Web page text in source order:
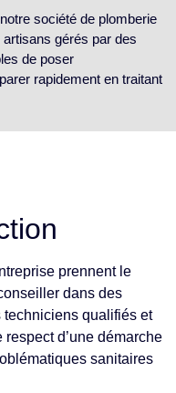
société de plomberie
gérés par des
de poser
rapidement en traitant
prennent le
dans des
qualifiés et
d’une démarche
sanitaires